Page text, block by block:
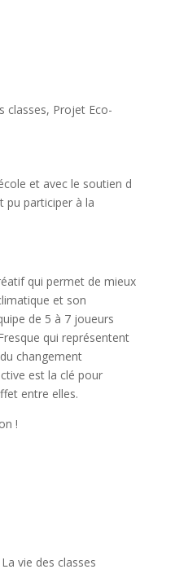
classes, Projet Eco-
et avec le soutien d
pu participer à la
qui permet de mieux
et son
de 5 à 7 joueurs
qui représentent
changement
est la clé pour
entre elles.
!
La vie des classes